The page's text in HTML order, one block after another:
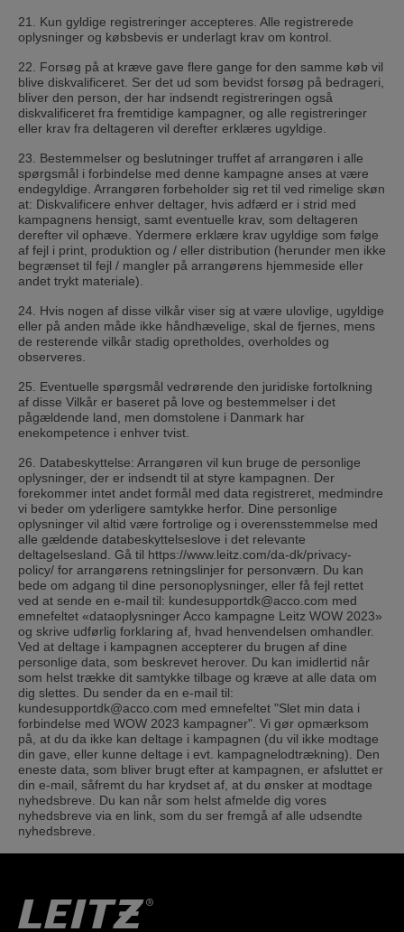
21. Kun gyldige registreringer accepteres. Alle registrerede
oplysninger og købsbevis er underlagt krav om kontrol.
22. Forsøg på at kræve gave flere gange for den samme køb vil
blive diskvalificeret. Ser det ud som bevidst forsøg på bedrageri,
bliver den person, der har indsendt registreringen også
diskvalificeret fra fremtidige kampagner, og alle registreringer
eller krav fra deltageren vil derefter erklæres ugyldige.
23. Bestemmelser og beslutninger truffet af arrangøren i alle
spørgsmål i forbindelse med denne kampagne anses at være
endegyldige. Arrangøren forbeholder sig ret til ved rimelige skøn
at: Diskvalificere enhver deltager, hvis adfærd er i strid med
kampagnens hensigt, samt eventuelle krav, som deltageren
derefter vil ophæve. Ydermere erklære krav ugyldige som følge
af fejl i print, produktion og / eller distribution (herunder men ikke
begrænset til fejl / mangler på arrangørens hjemmeside eller
andet trykt materiale).
24. Hvis nogen af ​​disse vilkår viser sig at være ulovlige, ugyldige
eller på anden måde ikke håndhævelige, skal de fjernes, mens
de resterende vilkår stadig opretholdes, overholdes og
observeres.
25. Eventuelle spørgsmål vedrørende den juridiske fortolkning
af disse Vilkår er baseret på love og bestemmelser i det
pågældende land, men domstolene i Danmark har
enekompetence i enhver tvist.
26. Databeskyttelse: Arrangøren vil kun bruge de personlige
oplysninger, der er indsendt til at styre kampagnen. Der
forekommer intet andet formål med data registreret, medmindre
vi beder om yderligere samtykke herfor. Dine personlige
oplysninger vil altid være fortrolige og i overensstemmelse med
alle gældende databeskyttelseslove i det relevante
deltagelsesland. Gå til https://www.leitz.com/da-dk/privacy-
policy/ for arrangørens retningslinjer for personværn. Du kan
bede om adgang til dine personoplysninger, eller få fejl rettet
ved at sende en e-mail til: kundesupportdk@acco.com med
emnefeltet «dataoplysninger Acco kampagne Leitz WOW 2023»
og skrive udførlig forklaring af, hvad henvendelsen omhandler.
Ved at deltage i kampagnen accepterer du brugen af dine
personlige data, som beskrevet herover. Du kan imidlertid når
som helst trække dit samtykke tilbage og kræve at alle data om
dig slettes. Du sender da en e-mail til:
kundesupportdk@acco.com med emnefeltet "Slet min data i
forbindelse med WOW 2023 kampagner". Vi gør opmærksom
på, at du da ikke kan deltage i kampagnen (du vil ikke modtage
din gave, eller kunne deltage i evt. kampagnelodtrækning). Den
eneste data, som bliver brugt efter at kampagnen, er afsluttet er
din e-mail, såfremt du har krydset af, at du ønsker at modtage
nyhedsbreve. Du kan når som helst afmelde dig vores
nyhedsbreve via en link, som du ser fremgå af alle udsendte
nyhedsbreve.